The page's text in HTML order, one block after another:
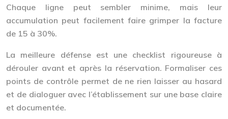
Chaque ligne peut sembler minime, mais leur
accumulation peut facilement faire grimper la facture
de 15 à 30%.
La meilleure défense est une checklist rigoureuse à
dérouler avant et après la réservation. Formaliser ces
points de contrôle permet de ne rien laisser au hasard
et de dialoguer avec l’établissement sur une base claire
et documentée.